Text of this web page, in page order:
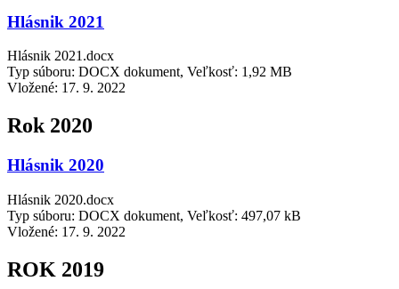
Hlásnik 2021
Hlásnik 2021.docx
Typ súboru: DOCX dokument, Veľkosť: 1,92 MB
Vložené: 17. 9. 2022
Rok 2020
Hlásnik 2020
Hlásnik 2020.docx
Typ súboru: DOCX dokument, Veľkosť: 497,07 kB
Vložené: 17. 9. 2022
ROK 2019